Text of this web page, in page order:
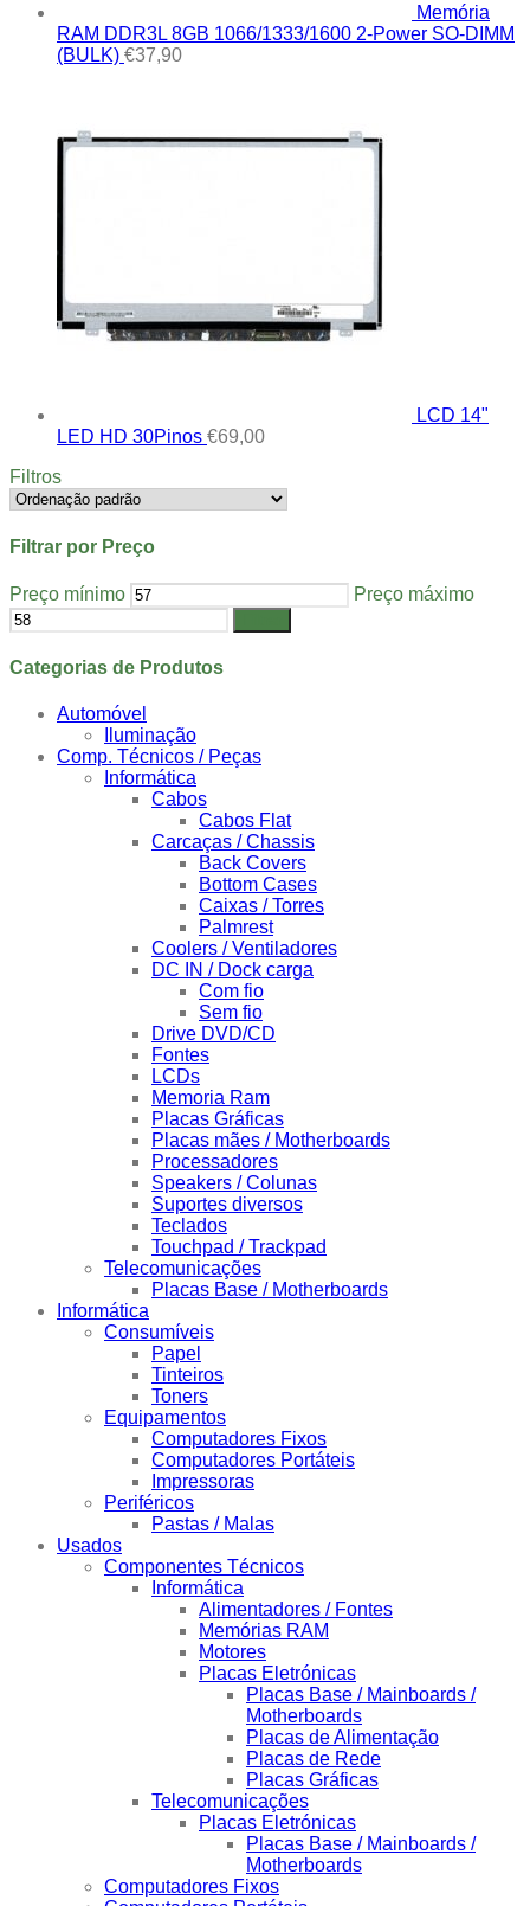
Memória
RAM DDR3L 8GB 1066/1333/1600 2-Power SO-DIMM
(BULK) €37,90
LCD 14"
LED HD 30Pinos €69,00
Filtros
Filtrar por Preço
Preço mínimo Preço máximo
Categorias de Produtos
Automóvel
Iluminação
Comp. Técnicos / Peças
Informática
Cabos
Cabos Flat
Carcaças / Chassis
Back Covers
Bottom Cases
Caixas / Torres
Palmrest
Coolers / Ventiladores
DC IN / Dock carga
Com fio
Sem fio
Drive DVD/CD
Fontes
LCDs
Memoria Ram
Placas Gráficas
Placas mães / Motherboards
Processadores
Speakers / Colunas
Suportes diversos
Teclados
Touchpad / Trackpad
Telecomunicações
Placas Base / Motherboards
Informática
Consumíveis
Papel
Tinteiros
Toners
Equipamentos
Computadores Fixos
Computadores Portáteis
Impressoras
Periféricos
Pastas / Malas
Usados
Componentes Técnicos
Informática
Alimentadores / Fontes
Memórias RAM
Motores
Placas Eletrónicas
Placas Base / Mainboards /
Motherboards
Placas de Alimentação
Placas de Rede
Placas Gráficas
Telecomunicações
Placas Eletrónicas
Placas Base / Mainboards /
Motherboards
Computadores Fixos